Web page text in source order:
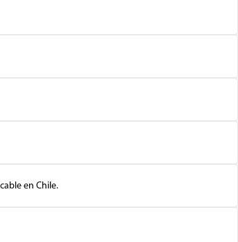
en Chile.